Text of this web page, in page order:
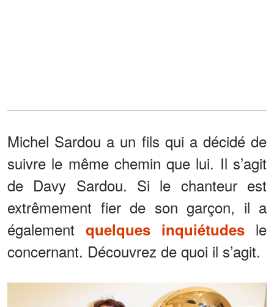
Michel Sardou a un fils qui a décidé de
suivre le même chemin que lui. Il s’agit
de Davy Sardou. Si le chanteur est
extrêmement fier de son garçon, il a
également quelques inquiétudes le
concernant. Découvrez de quoi il s’agit.